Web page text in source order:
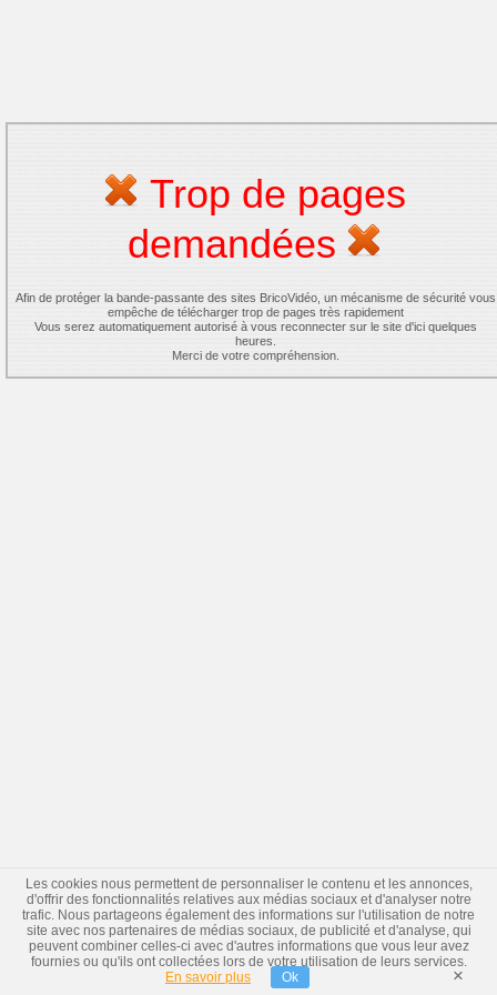
Trop de pages
demandées
Afin de protéger la bande-passante des sites BricoVidéo, un mécanisme de sécurité vous
empêche de télécharger trop de pages très rapidement
Vous serez automatiquement autorisé à vous reconnecter sur le site d'ici quelques
heures.
Merci de votre compréhension.
Les cookies nous permettent de personnaliser le contenu et les annonces,
d'offrir des fonctionnalités relatives aux médias sociaux et d'analyser notre
trafic. Nous partageons également des informations sur l'utilisation de notre
site avec nos partenaires de médias sociaux, de publicité et d'analyse, qui
peuvent combiner celles-ci avec d'autres informations que vous leur avez
fournies ou qu'ils ont collectées lors de votre utilisation de leurs services.
En savoir plus
Ok ×